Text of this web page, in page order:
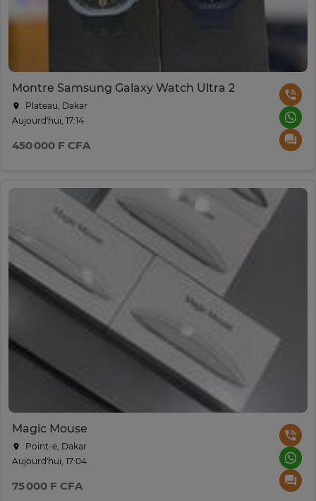
Montre Samsung Galaxy Watch Ultra 2
Plateau, Dakar
Aujourd'hui, 17:14
450 000 F CFA
Magic Mouse
Point-e, Dakar
Aujourd'hui, 17:04
75 000 F CFA